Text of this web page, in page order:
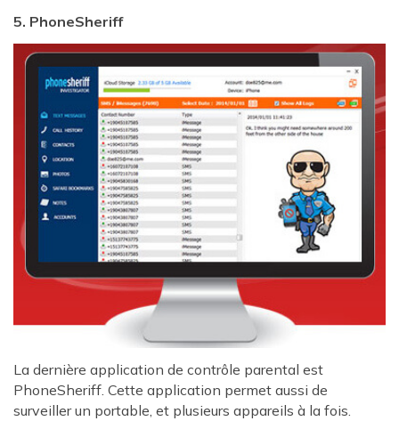
5. PhoneSheriff
La dernière application de contrôle parental est
PhoneSheriff. Cette application permet aussi de
surveiller un portable, et plusieurs appareils à la fois.